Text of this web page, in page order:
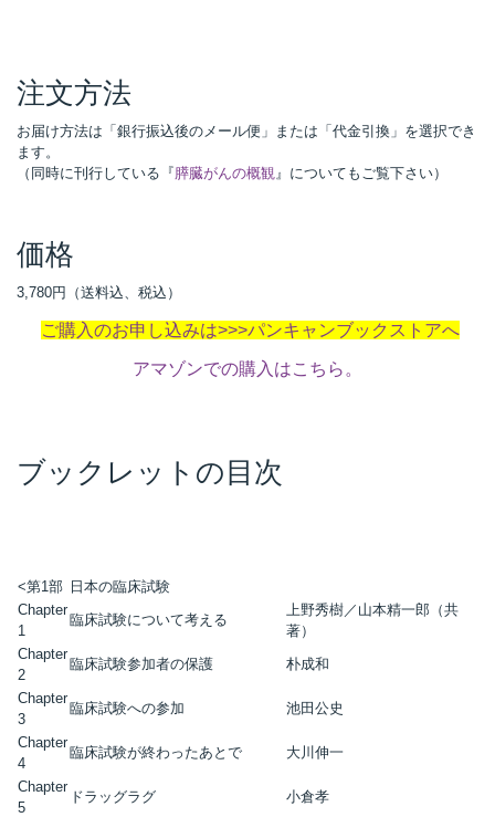
注文方法
お届け方法は「銀行振込後のメール便」または「代金引換」を選択でき
ます。
（同時に刊行している『膵臓がんの概観』についてもご覧下さい）
価格
3,780円（送料込、税込）
ご購入のお申し込みは>>>パンキャンブックストアへ
アマゾンでの購入はこちら。
ブックレットの目次
<第1部 日本の臨床試験
Chapter
1
臨床試験について考える
上野秀樹／山本精一郎（共
著）
Chapter
2
臨床試験参加者の保護 朴成和
Chapter
3
臨床試験への参加 池田公史
Chapter
4
臨床試験が終わったあとで 大川伸一
Chapter
5
ドラッグラグ 小倉孝